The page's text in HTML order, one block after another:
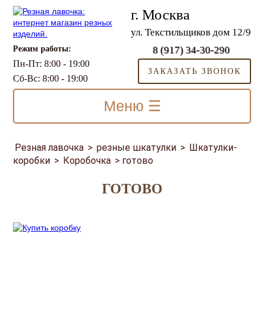
г. Москва
ул. Текстильщиков дом 12/9
Режим работы:
Пн-Пт: 8:00 - 19:00
Сб-Вс: 8:00 - 19:00
8 (917) 34-30-290
ЗАКАЗАТЬ ЗВОНОК
Меню ☰
Резная лавочка > резные шкатулки > Шкатулки-
коробки > Коробочка > готово
ГОТОВО